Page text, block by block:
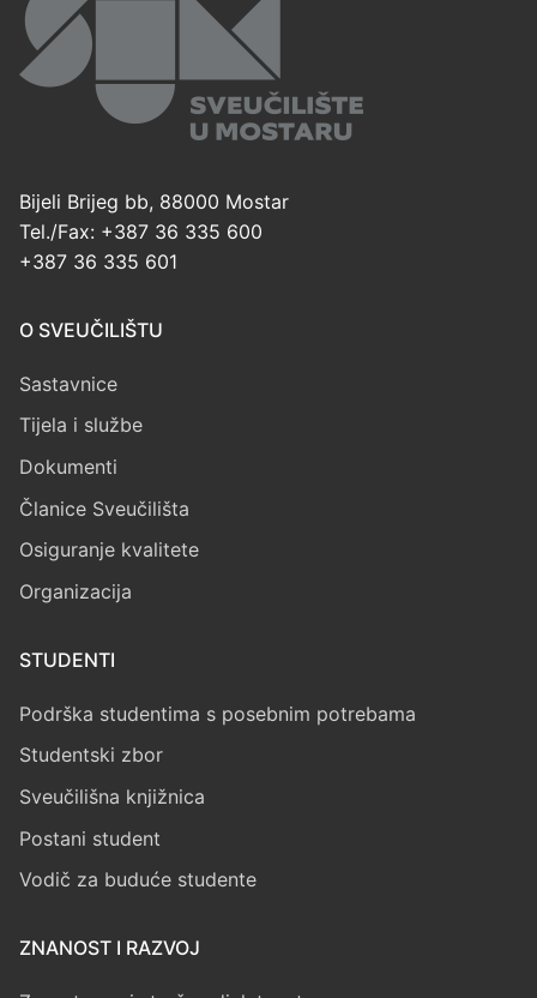
Bijeli Brijeg bb, 88000 Mostar
Tel./Fax: +387 36 335 600
+387 36 335 601
O SVEUČILIŠTU
Sastavnice
Tijela i službe
Dokumenti
Članice Sveučilišta
Osiguranje kvalitete
Organizacija
STUDENTI
Podrška studentima s posebnim potrebama
Studentski zbor
Sveučilišna knjižnica
Postani student
Vodič za buduće studente
ZNANOST I RAZVOJ